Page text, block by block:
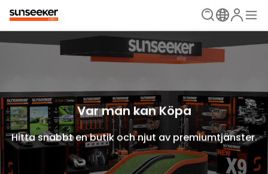
Var man kan Köpa
Hitta snabbt en butik och njut av premiumtjänster.